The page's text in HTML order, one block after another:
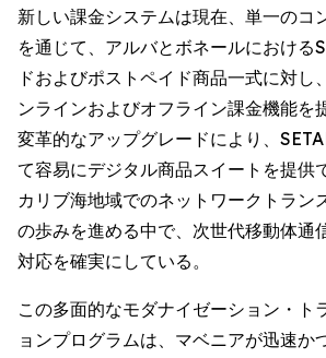
新しい課金システムは現在、単一のコ
を通じて、アルバとボネールにおける
ドおよびポストペイド商品一式に対し
ンラインおよびオフライン課金機能を
変革的なアップグレードにより、
て容易にデジタル商品スイートを提供
カリブ海地域でのネットワークトラン
の歩みを進める中で、次世代移動体通
対応を確実にしている。
この多面的なモダナイゼーション・ト
ョンプログラムは、マベニアが迅速か